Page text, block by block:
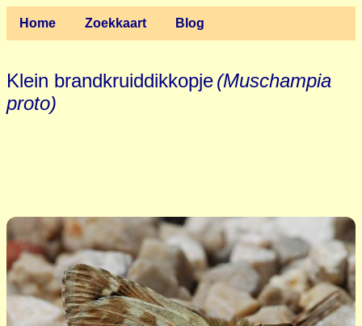
Home Zoekkaart Blog
Klein brandkruiddikkopje(Muschampia
proto)